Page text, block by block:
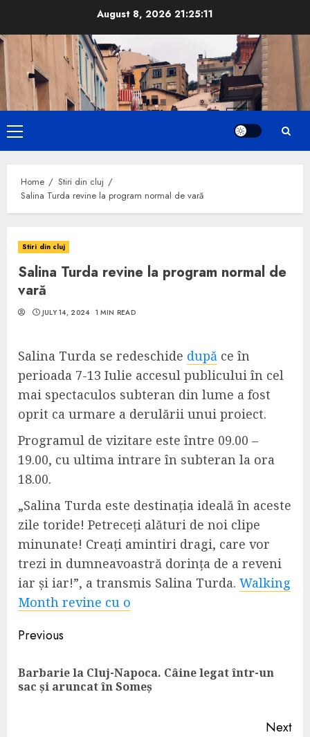
content
August 8, 2026 21:25:11
Primary
Menu
Home
Stiri din cluj
Salina Turda revine la program normal de vară
Stiri din cluj
Salina Turda revine la program normal de
vară
JULY 14, 2024 1 MIN READ
Salina Turda se redeschide după ce în
perioada 7-13 Iulie accesul publicului în cel
mai spectaculos subteran din lume a fost
oprit ca urmare a derulării unui proiect.
Programul de vizitare este între 09.00 –
19.00, cu ultima intrare în subteran la ora
18.00.
„Salina Turda este destinația ideală în aceste
zile toride! Petreceți alături de noi clipe
minunate! Creați amintiri dragi, care vor
trezi in dumneavoastră dorința de a reveni
iar și iar!”, a transmis Salina Turda. Walking
Month revine cu o
Continue
Reading
Previous
Barbarie la Cluj-Napoca. Câine legat într-un
sac și aruncat în Someș
Next